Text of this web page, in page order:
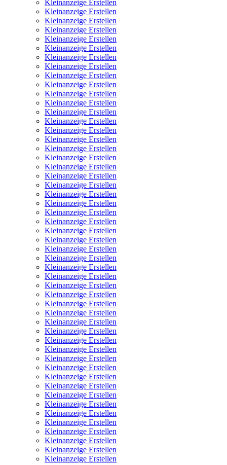
Kleinanzeige Erstellen
Kleinanzeige Erstellen
Kleinanzeige Erstellen
Kleinanzeige Erstellen
Kleinanzeige Erstellen
Kleinanzeige Erstellen
Kleinanzeige Erstellen
Kleinanzeige Erstellen
Kleinanzeige Erstellen
Kleinanzeige Erstellen
Kleinanzeige Erstellen
Kleinanzeige Erstellen
Kleinanzeige Erstellen
Kleinanzeige Erstellen
Kleinanzeige Erstellen
Kleinanzeige Erstellen
Kleinanzeige Erstellen
Kleinanzeige Erstellen
Kleinanzeige Erstellen
Kleinanzeige Erstellen
Kleinanzeige Erstellen
Kleinanzeige Erstellen
Kleinanzeige Erstellen
Kleinanzeige Erstellen
Kleinanzeige Erstellen
Kleinanzeige Erstellen
Kleinanzeige Erstellen
Kleinanzeige Erstellen
Kleinanzeige Erstellen
Kleinanzeige Erstellen
Kleinanzeige Erstellen
Kleinanzeige Erstellen
Kleinanzeige Erstellen
Kleinanzeige Erstellen
Kleinanzeige Erstellen
Kleinanzeige Erstellen
Kleinanzeige Erstellen
Kleinanzeige Erstellen
Kleinanzeige Erstellen
Kleinanzeige Erstellen
Kleinanzeige Erstellen
Kleinanzeige Erstellen
Kleinanzeige Erstellen
Kleinanzeige Erstellen
Kleinanzeige Erstellen
Kleinanzeige Erstellen
Kleinanzeige Erstellen
Kleinanzeige Erstellen
Kleinanzeige Erstellen
Kleinanzeige Erstellen
Kleinanzeige Erstellen